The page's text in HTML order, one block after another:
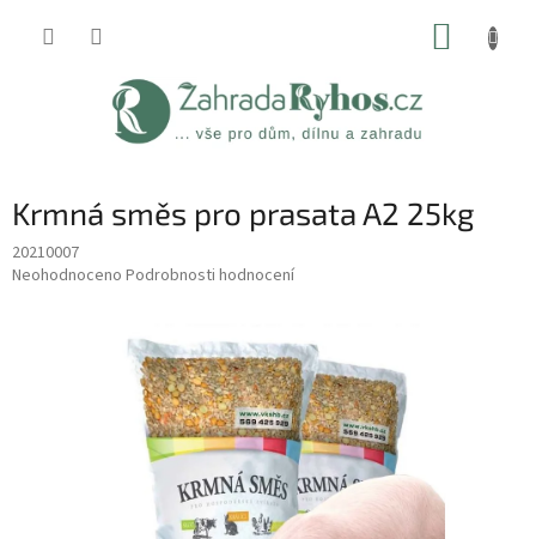
Krmná směs pro prasata A2 25kg
20210007
Průměrné
Neohodnoceno Podrobnosti hodnocení